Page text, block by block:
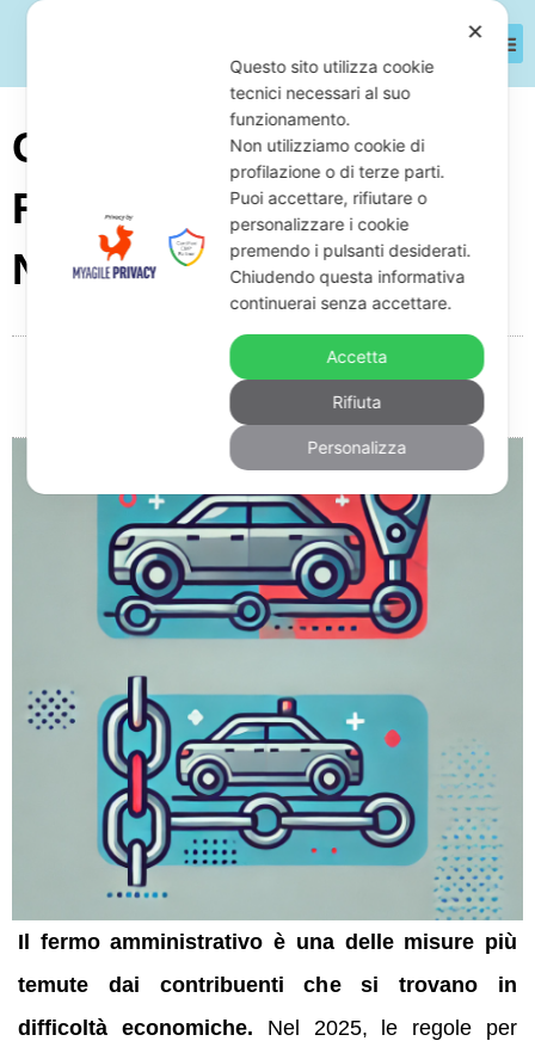
Come Opporsi Ad Un
Fermo Amministrativo
Nel 2025
Giuseppe Monardo
10:26
Nessun commento
Il fermo amministrativo è una delle misure più
temute dai contribuenti che si trovano in
difficoltà economiche. Nel 2025, le regole per
✕
Questo sito utilizza cookie
tecnici necessari al suo
funzionamento.
Non utilizziamo cookie di
profilazione o di terze parti.
Puoi accettare, rifiutare o
personalizzare i cookie
premendo i pulsanti desiderati.
Chiudendo questa informativa
continuerai senza accettare.
Accetta
Rifiuta
Personalizza